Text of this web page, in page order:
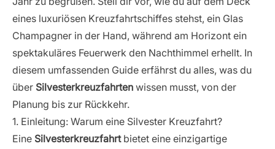
4. Die besten Reedereien für Silvester Kreuzfahrten
Luxus-Anbieter für exklusive Silvester-Erlebnisse
Familienfreundliche Optionen für den Jahreswechsel
Budget-freundliche Alternativen für Silvester auf See
5. Tipps zur Buchung deiner Neujahrskreuzfahrt
Wann ist der beste Zeitpunkt für die Buchung?
Worauf solltest du bei der Kabinenauswahl achten?
Zusatzleistungen und Pakete für Silvester
eines luxuriösen Kreuzfahrtschiffes stehst, ein Glas
Champagner in der Hand, während am Horizont ein
spektakuläres Feuerwerk den Nachthimmel erhellt. In
diesem umfassenden Guide erfährst du alles, was du
über Silvesterkreuzfahrten wissen musst, von der
Planung bis zur Rückkehr.
1. Einleitung: Warum eine Silvester Kreuzfahrt?
Eine Silvesterkreuzfahrtbietet eine einzigartige